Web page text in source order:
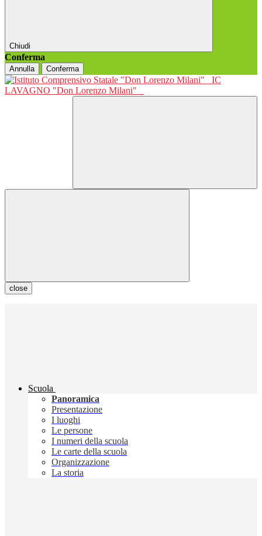
Chiudi
Conferma
Annulla Conferma
IC
LAVAGNO "Don Lorenzo Milani"
close
Scuola
Panoramica
Presentazione
I luoghi
Le persone
I numeri della scuola
Le carte della scuola
Organizzazione
La storia